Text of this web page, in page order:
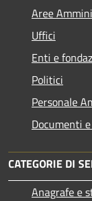
Aree
Uffici
Enti e
Politici
Personale
Documenti
CATEGORIE DI
Anagrafe e